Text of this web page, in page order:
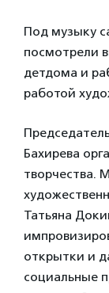
Под музыку
посмотрели
детдома и
работой
Бахирева
творчества.
Татьяна
открытки и
социальные